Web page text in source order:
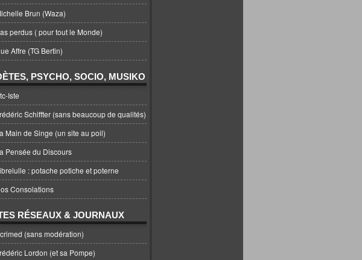
Brun (Waza)
perdus ( pour tout le Monde)
Affre (TG Bertin)
PSYCHO, SOCIO, MUSIKO
Iste
Schiffter (sans beaucoup de qualités)
Main de Singe (un site au poil)
Pensée du Discours
: potache potiche et poterne
Consolations
RÉSEAUX & JOURNAUX
(sans modération)
Lordon (et sa Pompe)